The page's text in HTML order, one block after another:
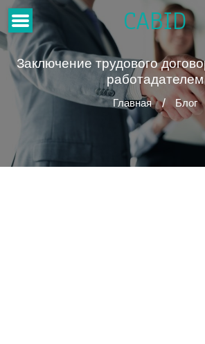
CABID
Заключение трудового
работадателем
Главная Блог